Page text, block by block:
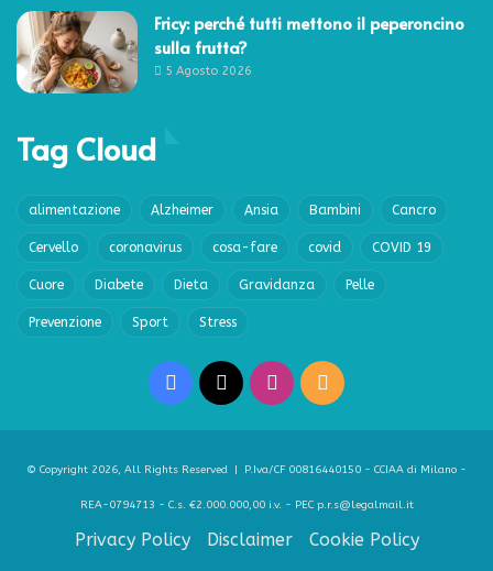
Fricy: perché tutti mettono il peperoncino
sulla frutta?
5 Agosto 2026
Tag Cloud
alimentazione Alzheimer Ansia Bambini Cancro
Cervello coronavirus cosa-fare covid COVID 19
Cuore Diabete Dieta Gravidanza Pelle
Prevenzione Sport Stress
Facebook Instagram
RSS
© Copyright 2026, All Rights Reserved | P.Iva/CF 00816440150 - CCIAA di Milano -
REA-0794713 - C.s. €2.000.000,00 i.v. - PEC p.r.s@legalmail.it
Privacy Policy Disclaimer Cookie Policy